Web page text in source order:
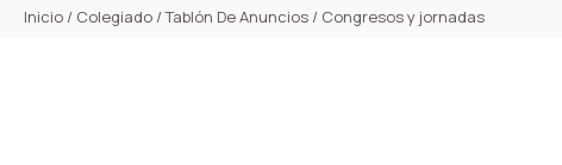
Inicio / Colegiado /Tablón De Anuncios / Congresos y jornadas